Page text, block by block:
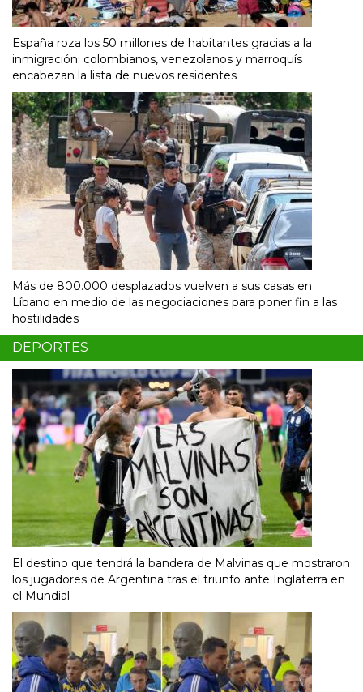
España roza los 50 millones de habitantes gracias a la
inmigración: colombianos, venezolanos y marroquís
encabezan la lista de nuevos residentes
Más de 800.000 desplazados vuelven a sus casas en
Líbano en medio de las negociaciones para poner fin a las
hostilidades
DEPORTES
El destino que tendrá la bandera de Malvinas que mostraron
los jugadores de Argentina tras el triunfo ante Inglaterra en
el Mundial